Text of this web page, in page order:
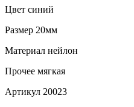
Цвет синий
Размер 20мм
Материал нейлон
Прочее мягкая
Артикул 20023